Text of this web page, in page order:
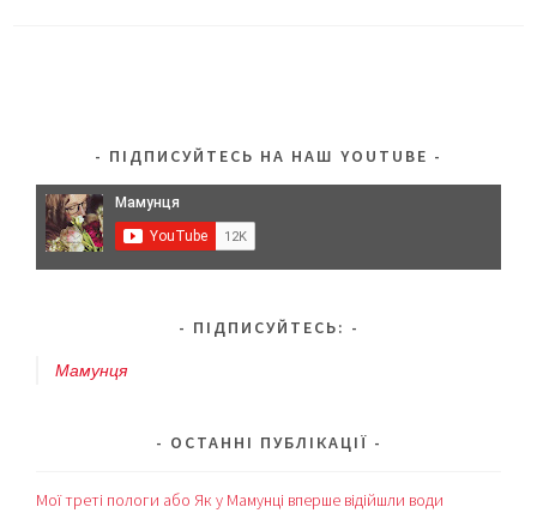
ПІДПИСУЙТЕСЬ НА НАШ YOUTUBE
ПІДПИСУЙТЕСЬ:
Мамунця
ОСТАННІ ПУБЛІКАЦІЇ
Мої треті пологи або Як у Мамунці вперше відійшли води